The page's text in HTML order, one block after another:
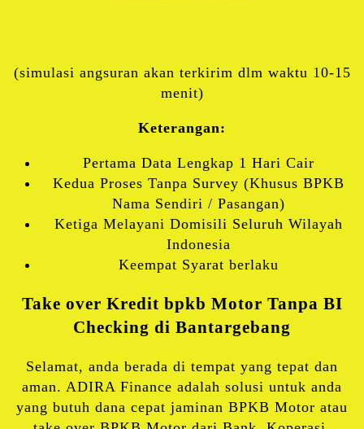
(simulasi angsuran akan terkirim dlm waktu 10-15
menit)
Keterangan:
Pertama Data Lengkap 1 Hari Cair
Kedua Proses Tanpa Survey (Khusus BPKB
Nama Sendiri / Pasangan)
Ketiga Melayani Domisili Seluruh Wilayah
Indonesia
Keempat Syarat berlaku
Take over Kredit bpkb Motor Tanpa BI
Checking di Bantargebang
Selamat, anda berada di tempat yang tepat dan
aman. ADIRA Finance adalah solusi untuk anda
yang butuh dana cepat jaminan BPKB Motor atau